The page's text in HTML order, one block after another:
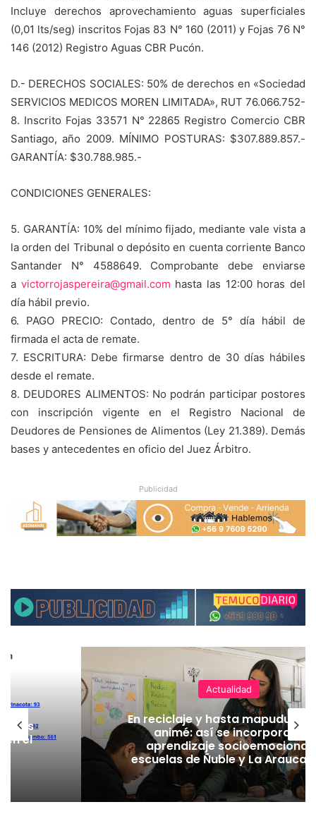
Incluye derechos aprovechamiento aguas superficiales
(0,01 lts/seg) inscritos Fojas 83 N° 160 (2011) y Fojas 76 N°
146 (2012) Registro Aguas CBR Pucón.
D.- DERECHOS SOCIALES: 50% de derechos en «Sociedad
SERVICIOS MEDICOS MOREN LIMITADA», RUT 76.066.752-
8. Inscrito Fojas 33571 N° 22865 Registro Comercio CBR
Santiago, año 2009. MÍNIMO POSTURAS: $307.889.857.-
GARANTÍA: $30.788.985.-
CONDICIONES GENERALES:
5. GARANTÍA: 10% del mínimo fijado, mediante vale vista a
la orden del Tribunal o depósito en cuenta corriente Banco
Santander N° 4588649. Comprobante debe enviarse
a victorrojaspereira@gmail.com hasta las 12:00 horas del
día hábil previo.
6. PAGO PRECIO: Contado, dentro de 5° día hábil de
firmada el acta de remate.
7. ESCRITURA: Debe firmarse dentro de 30 días hábiles
desde el remate.
8. DEUDORES ALIMENTOS: No podrán participar postores
con inscripción vigente en el Registro Nacional de
Deudores de Pensiones de Alimentos (Ley 21.389). Demás
bases y antecedentes en oficio del Juez Árbitro.
Publicidad
más
en el
Actualidad
En reciclaje y hasta
animé: así se incorpora el
aprendizaje socioemocional
escuelas de Ñuble y La